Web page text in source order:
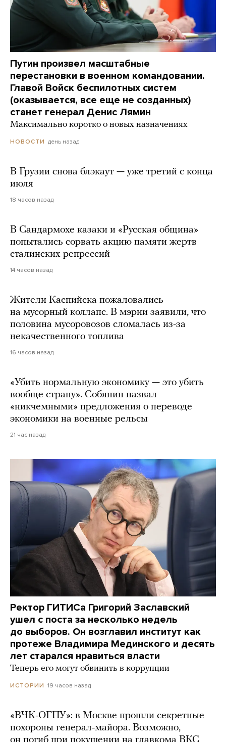
Путин произвел масштабные
перестановки в военном командовании.
Главой Войск беспилотных систем
(оказывается, все еще не созданных)
станет генерал Денис Лямин
Максимально коротко о новых назначениях
НОВОСТИ день назад
В Грузии снова блэкаут — уже третий с конца
июля
18 часов назад
В Сандармохе казаки и «Русская община»
попытались сорвать акцию памяти жертв
сталинских репрессий
14 часов назад
Жители Каспийска пожаловались
на мусорный коллапс. В мэрии заявили, что
половина мусоровозов сломалась из-за
некачественного топлива
16 часов назад
«Убить нормальную экономику — это убить
вообще страну». Собянин назвал
«никчемными» предложения о переводе
экономики на военные рельсы
21 час назад
Ректор ГИТИСа Григорий Заславский
ушел с поста за несколько недель
до выборов. Он возглавил институт как
протеже Владимира Мединского и десять
лет старался нравиться власти
Теперь его могут обвинить в коррупции
ИСТОРИИ 19 часов назад
«ВЧК-ОГПУ»: в Москве прошли секретные
похороны генерал-майора. Возможно,
он погиб при покушении на главкома ВКС